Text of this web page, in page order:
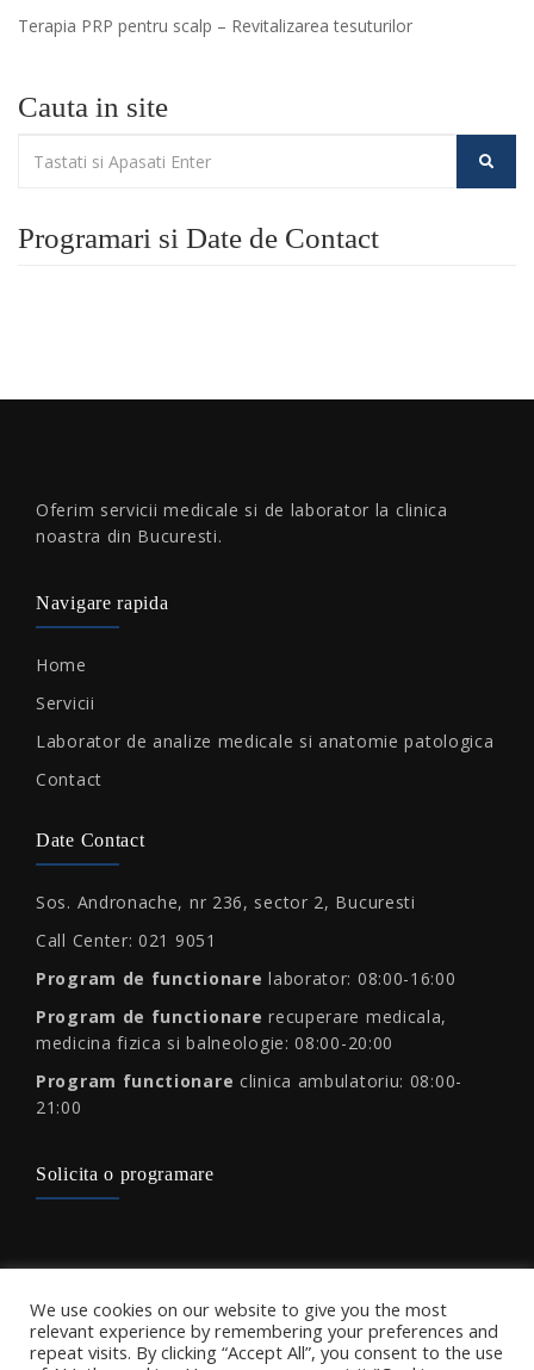
Terapia PRP pentru scalp – Revitalizarea tesuturilor
Cauta in site
Programari si Date de Contact
Oferim servicii medicale si de laborator la clinica
noastra din Bucuresti.
Navigare rapida
Home
Servicii
Laborator de analize medicale si anatomie patologica
Contact
Date Contact
Sos. Andronache, nr 236, sector 2, Bucuresti
Call Center: 021 9051
Program de functionare laborator: 08:00-16:00
Program de functionare recuperare medicala,
medicina fizica si balneologie: 08:00-20:00
Program functionare clinica ambulatoriu: 08:00-
21:00
Solicita o programare
Protectia consumatorului
We use cookies on our website to give you the most
relevant experience by remembering your preferences and
repeat visits. By clicking “Accept All”, you consent to the use